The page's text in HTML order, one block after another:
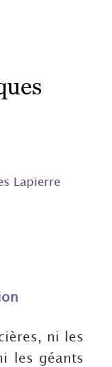
Lapierre
ni les
les géants